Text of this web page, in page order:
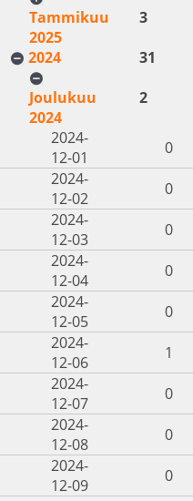
Tammikuu
2025
3
2024
31
Joulukuu
2024
2
2024-
12-01
0
2024-
12-02
0
2024-
12-03
0
2024-
12-04
0
2024-
12-05
0
2024-
12-06
1
2024-
12-07
0
2024-
12-08
0
2024-
12-09
0